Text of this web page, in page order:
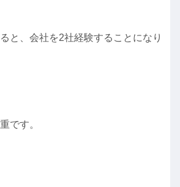
と、会社を2社経験することになり
です。